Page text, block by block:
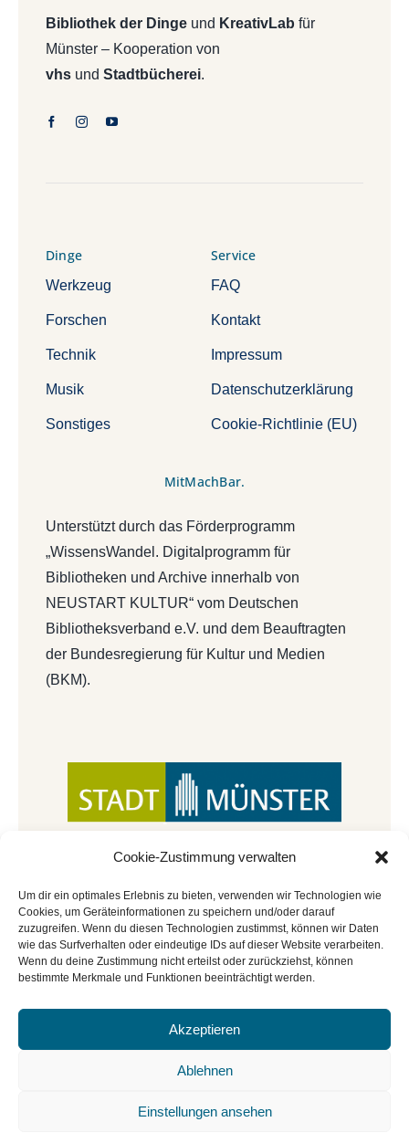
Cookie-Zustimmung verwalten
Um dir ein optimales Erlebnis zu bieten, verwenden wir Technologien wie
Cookies, um Geräteinformationen zu speichern und/oder darauf
zuzugreifen. Wenn du diesen Technologien zustimmst, können wir Daten
wie das Surfverhalten oder eindeutige IDs auf dieser Website verarbeiten.
Wenn du deine Zustimmung nicht erteilst oder zurückziehst, können
bestimmte Merkmale und Funktionen beeinträchtigt werden.
Akzeptieren
Ablehnen
Einstellungen ansehen
Bibliothek der Dingeund KreativLab für
Münster – Kooperation von
vhsund Stadtbücherei.
Dinge
Werkzeug
Forschen
Technik
Musik
Sonstiges
Service
FAQ
Kontakt
Impressum
Datenschutzerklärung
Cookie-Richtlinie (EU)
MitMachBar.
Unterstützt durch das Förderprogramm
„WissensWandel. Digitalprogramm für
Bibliotheken und Archive innerhalb von
NEUSTART KULTUR“ vom Deutschen
Bibliotheksverband e.V. und dem Beauftragten
der Bundesregierung für Kultur und Medien
(BKM).
© Copyright 2022 - 2026 | Mitmachbar der
Cookie-Richtlinie